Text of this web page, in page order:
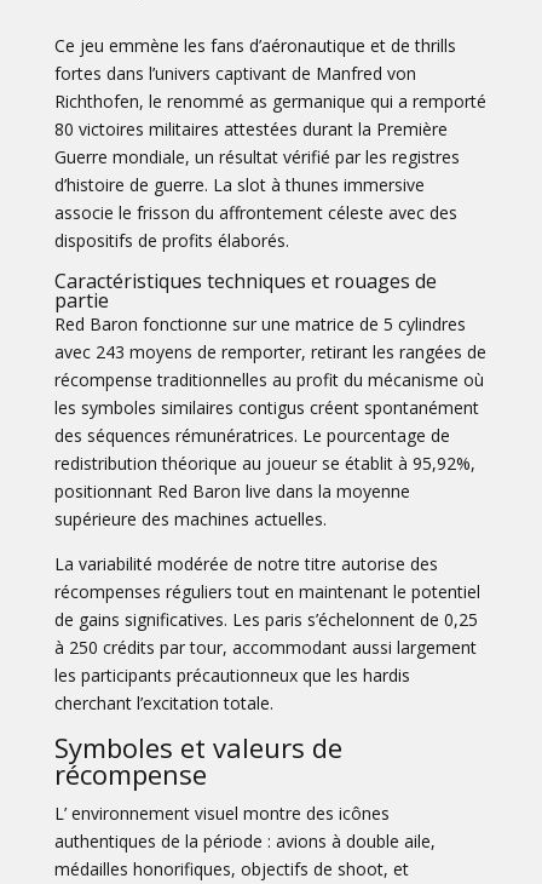
Ce jeu emmène les fans d’aéronautique et de thrills
fortes dans l’univers captivant de Manfred von
Richthofen, le renommé as germanique qui a remporté
80 victoires militaires attestées durant la Première
Guerre mondiale, un résultat vérifié par les registres
d’histoire de guerre. La slot à thunes immersive
associe le frisson du affrontement céleste avec des
dispositifs de profits élaborés.
Caractéristiques techniques et rouages de
partie
Red Baron fonctionne sur une matrice de 5 cylindres
avec 243 moyens de remporter, retirant les rangées de
récompense traditionnelles au profit du mécanisme où
les symboles similaires contigus créent spontanément
des séquences rémunératrices. Le pourcentage de
redistribution théorique au joueur se établit à 95,92%,
positionnant Red Baron live dans la moyenne
supérieure des machines actuelles.
La variabilité modérée de notre titre autorise des
récompenses réguliers tout en maintenant le potentiel
de gains significatives. Les paris s’échelonnent de 0,25
à 250 crédits par tour, accommodant aussi largement
les participants précautionneux que les hardis
cherchant l’excitation totale.
Symboles et valeurs de
récompense
L’ environnement visuel montre des icônes
authentiques de la période : avions à double aile,
médailles honorifiques, objectifs de shoot, et